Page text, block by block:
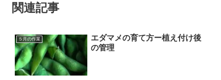
関連記事
５月の作業
エダマメの育て方ー植え付け後
の管理